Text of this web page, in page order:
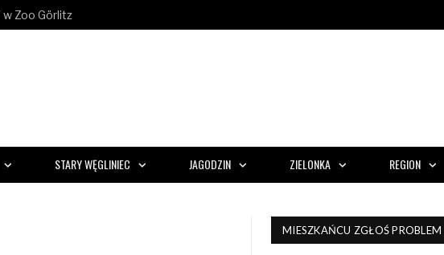
Zoo Görlitz
STARY WĘGLINIEC JAGODZIN ZIELONKA REGION
MIESZKAŃCU ZGŁOŚ PROBLEM